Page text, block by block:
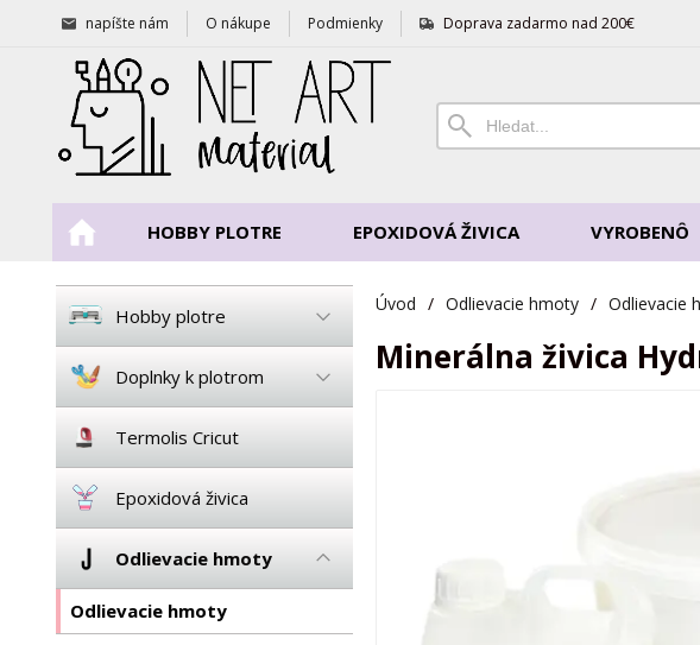
napíšte nám O nákupe Podmienky Doprava zadarmo nad 200€
HOBBY PLOTRE EPOXIDOVÁ ŽIVICA VYROBENÔ
Hobby plotre
Doplnky k plotrom
Termolis Cricut
Epoxidová živica
Odlievacie hmoty
Odlievacie hmoty
Úvod / Odlievacie hmoty / Odlievacie
Minerálna živica